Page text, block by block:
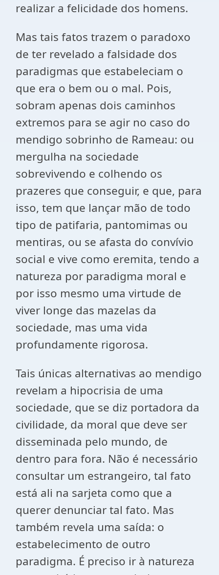
realizar a felicidade dos homens.
Mas tais fatos trazem o paradoxo
de ter revelado a falsidade dos
paradigmas que estabeleciam o
que era o bem ou o mal. Pois,
sobram apenas dois caminhos
extremos para se agir no caso do
mendigo sobrinho de Rameau: ou
mergulha na sociedade
sobrevivendo e colhendo os
prazeres que conseguir, e que, para
isso, tem que lançar mão de todo
tipo de patifaria, pantomimas ou
mentiras, ou se afasta do convívio
social e vive como eremita, tendo a
natureza por paradigma moral e
por isso mesmo uma virtude de
viver longe das mazelas da
sociedade, mas uma vida
profundamente rigorosa.
Tais únicas alternativas ao mendigo
revelam a hipocrisia de uma
sociedade, que se diz portadora da
civilidade, da moral que deve ser
disseminada pelo mundo, de
dentro para fora. Não é necessário
consultar um estrangeiro, tal fato
está ali na sarjeta como que a
querer denunciar tal fato. Mas
também revela uma saída: o
estabelecimento de outro
paradigma. É preciso ir à natureza